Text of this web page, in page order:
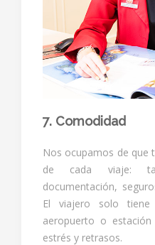
7. Comodidad
Nos ocupamos de que
de cada viaje:
documentación,
El viajero solo
aeropuerto o
estrés y retrasos.